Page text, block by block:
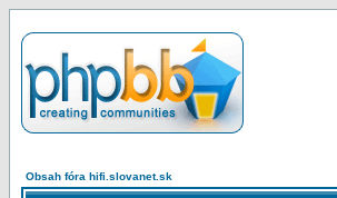
Obsah fóra hifi.slovanet.sk